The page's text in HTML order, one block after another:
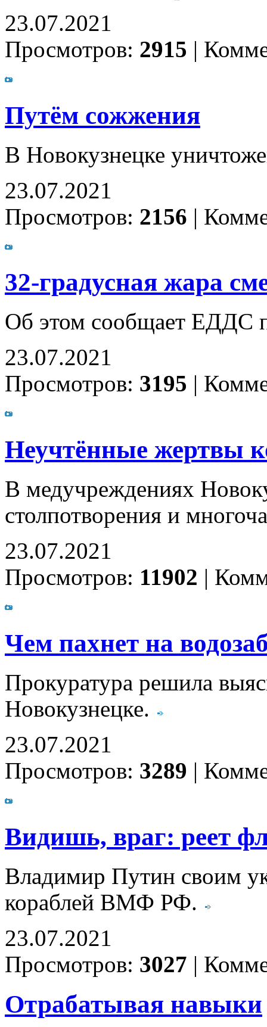
23.07.2021
Просмотров: 2915 |
Путём сожжения
В Новокузнецке
23.07.2021
Просмотров: 2156 |
32-градусная жара
Об этом сообщает ЕДДС
23.07.2021
Просмотров: 3195 |
Неучтённые жертвы
В медучреждениях
столпотворения и
23.07.2021
Просмотров: 11902 |
Чем пахнет на
Прокуратура решила
Новокузнецке.
23.07.2021
Просмотров: 3289 |
Видишь, враг: реет
Владимир Путин своим
кораблей ВМФ РФ.
23.07.2021
Просмотров: 3027 |
Отрабатывая навыки